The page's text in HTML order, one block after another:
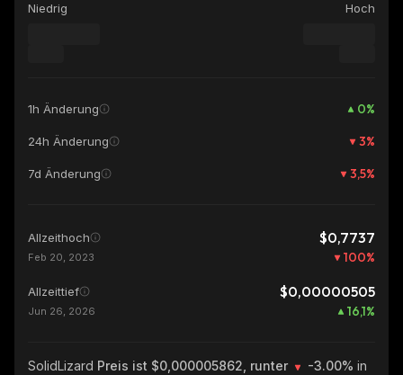
Niedrig Hoch
1h Änderung 0%
24h Änderung 3%
7d Änderung 3,5%
Allzeithoch $0,7737
Feb 20, 2023 100%
Allzeittief $0,00000505
Jun 26, 2026 16,1%
SolidLizard Preis ist $0,000005862, runter -3.00% in